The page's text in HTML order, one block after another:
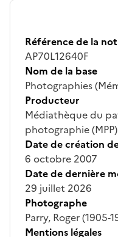
Référence de la
AP70L12640F
Nom de la base
Photographies
Producteur
Médiathèque du
photographie (MPP)
Date de création
6 octobre 2007
Date de dernière
29 juillet 2026
Photographe
Parry, Roger (1905-
Mentions légales